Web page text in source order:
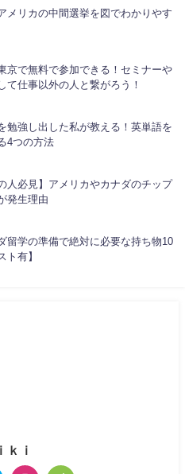
メリカの中間選挙を図でわかりやす
京で無料で参加できる！セミナーや
て仕事以外の人と繋がろう！
勉強し出した私が教える！英単語を
4つの方法
人必見】アメリカやカナダのチップ
発生理由
留学の準備で絶対に必要な持ち物10
ト有】
ｋｉ